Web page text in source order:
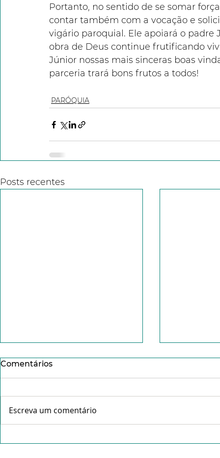
Portanto, no sentido de se somar
contar também com a vocação e
vigário paroquial. Ele apoiará o
obra de Deus continue frutificando
Júnior nossas mais sinceras boas
parceria trará bons frutos a todos!
PARÓQUIA
Posts recentes
Comentários
Escreva um comentário